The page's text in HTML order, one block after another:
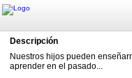
Descripción
Nuestros hijos pueden
aprender en el pasado...